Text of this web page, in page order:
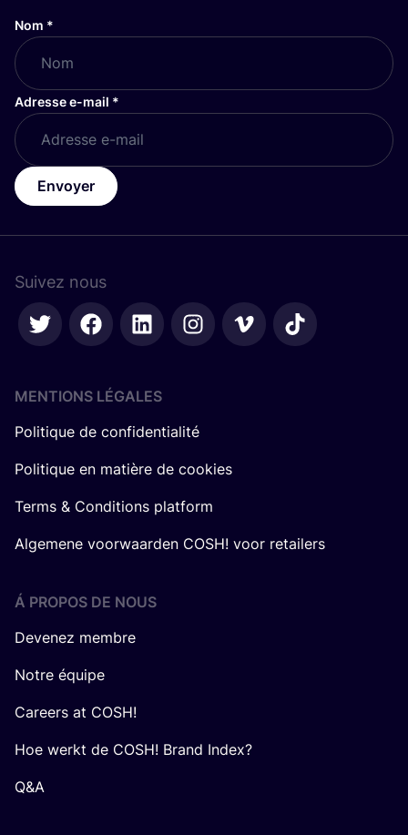
Nom *
Adresse e-mail *
Envoyer
Suivez nous
MENTIONS LÉGALES
Politique de confidentialité
Politique en matière de cookies
Terms & Conditions platform
Algemene voorwaarden COSH! voor retailers
Á PROPOS DE NOUS
Devenez membre
Notre équipe
Careers at COSH!
Hoe werkt de COSH! Brand Index?
Q&A